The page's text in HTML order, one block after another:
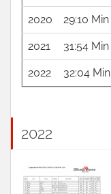
2020 29:10 Min
2021 31:54 Min
2022 32:04 Min
2022